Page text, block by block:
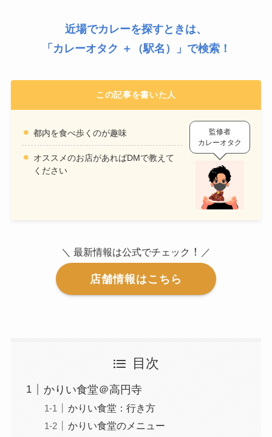
近場でカレーを探すときは、
「 カレーオタク ＋（駅名） 」で検索！
この記事を書いた人
都内を食べ歩くのが趣味
オススメのお店があればDMで教えて
ください
監修者
カレーオタク
＼ 最新情報は公式でチェック ！ ／
店舗情報はこちら
目次
かりい食堂＠高円寺
かりい食堂：行き方
かりい食堂のメニュー